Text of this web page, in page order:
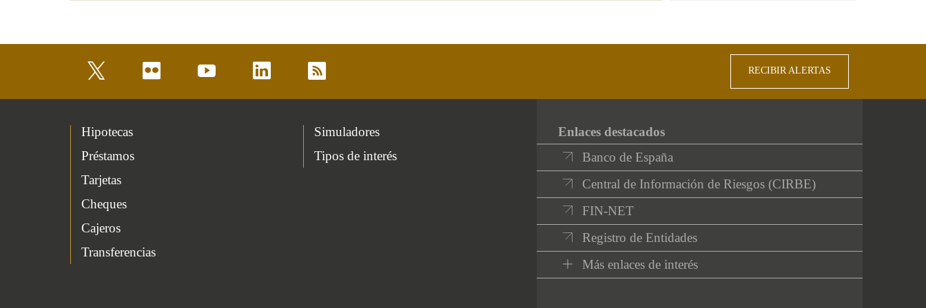
youtube RECIBIR ALERTAS
Hipotecas
Préstamos
Tarjetas
Cheques
Cajeros
Transferencias
Simuladores
Tipos de interés
Enlaces destacados
Banco de España
Central de Información de Riesgos (CIRBE)
FIN-NET
Registro de Entidades
Más enlaces de interés